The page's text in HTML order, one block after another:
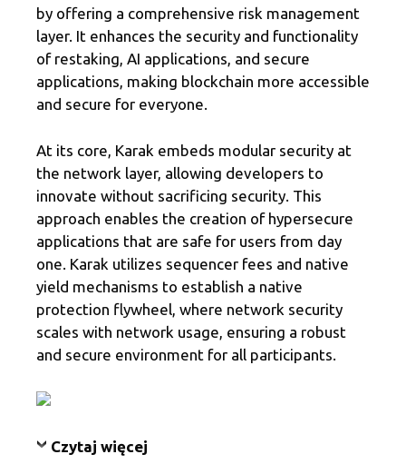
by offering a comprehensive risk management
layer. It enhances the security and functionality
of restaking, AI applications, and secure
applications, making blockchain more accessible
and secure for everyone.
At its core, Karak embeds modular security at
the network layer, allowing developers to
innovate without sacrificing security. This
approach enables the creation of hypersecure
applications that are safe for users from day
one. Karak utilizes sequencer fees and native
yield mechanisms to establish a native
protection flywheel, where network security
scales with network usage, ensuring a robust
and secure environment for all participants.
Czytaj więcej